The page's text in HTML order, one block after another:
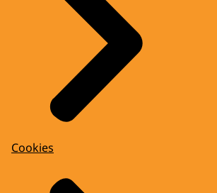
Cookies